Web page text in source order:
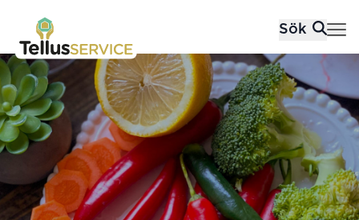
Hoppa till innehåll
Tellusfood Sök